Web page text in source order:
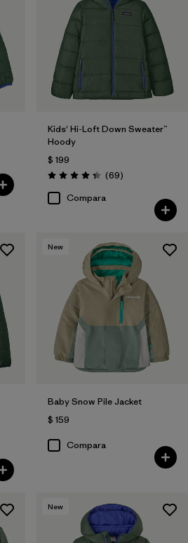
Kids' Hi-Loft Down Sweater™
Hoody
$ 199
Valoración: 4.3 / 5
(69Comentarios
)
Compara
New
Baby Snow Pile Jacket
$ 159
Compara
New